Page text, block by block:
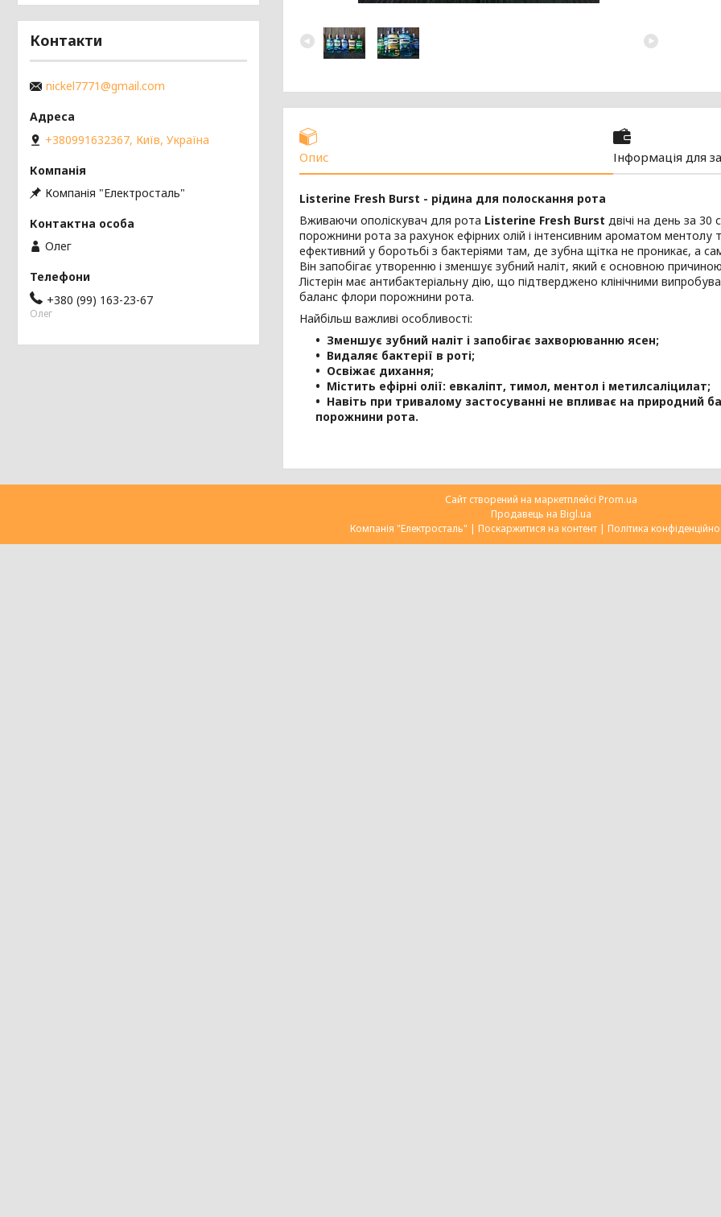
Опис Інформація для
Listerine Fresh Burst - рідина для полоскання рота
Вживаючи ополіскувач для рота Listerine Fresh Burst двічі на день за 30
порожнини рота за рахунок ефірних олій і інтенсивним ароматом ментолу
ефективний у боротьбі з бактеріями там, де зубна щітка не проникає, а
Він запобігає утворенню і зменшує зубний наліт, який є основною
Лістерін має антибактеріальну дію, що підтверджено клінічними
баланс флори порожнини рота.
Найбільш важливі особливості:
Зменшує зубний наліт і запобігає захворюванню ясен;
Видаляє бактерії в роті;
Освіжає дихання;
Містить ефірні олії: евкаліпт, тимол, ментол і метилсаліцилат;
Навіть при тривалому застосуванні не впливає на природний
порожнини рота.
Контакти
nickel7771@gmail.com
+380991632367, Київ, Україна
Компанія "Електросталь"
Олег
+380 (99) 163-23-67
Олег
Сайт створений на маркетплейсі Prom.ua
Продавець на Bigl.ua
Компанія "Електросталь" | Поскаржитися на контент | Політика